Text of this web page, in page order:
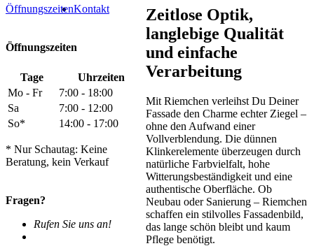
ÖffnungszeitenKontakt
Öffnungszeiten
Tage
Uhrzeiten
Mo - Fr
7:00 - 18:00
Sa
7:00 - 12:00
So*
14:00 - 17:00
* Nur Schautag: Keine
Beratung, kein Verkauf
Fragen?
Rufen Sie uns an!
Zeitlose Optik,
langlebige Qualität
und einfache
Verarbeitung
Mit Riemchen verleihst Du Deiner
Fassade den Charme echter Ziegel –
ohne den Aufwand einer
Vollverblendung. Die dünnen
Klinkerelemente überzeugen durch
natürliche Farbvielfalt, hohe
Witterungsbeständigkeit und eine
authentische Oberfläche. Ob
Neubau oder Sanierung – Riemchen
schaffen ein stilvolles Fassadenbild,
das lange schön bleibt und kaum
Pflege benötigt.